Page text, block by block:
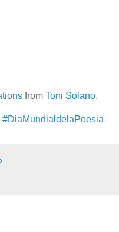
from Toni Solano.
#DiaMundialdelaPoesia